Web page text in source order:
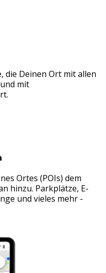
die Deinen Ort mit allen
mit
Ortes (POIs) dem
hinzu. Parkplätze, E-
und vieles mehr -